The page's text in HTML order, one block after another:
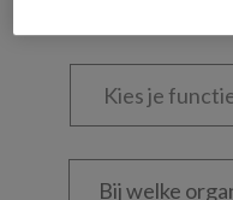
Kies
Bij
welke